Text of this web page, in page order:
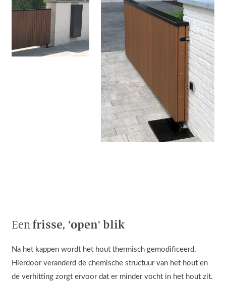
Eenfrisse, 'open' blik
Na het kappen wordt het hout thermisch gemodificeerd.
Hierdoor veranderd de chemische structuur van het hout en
de verhitting zorgt ervoor dat er minder vocht in het hout zit.